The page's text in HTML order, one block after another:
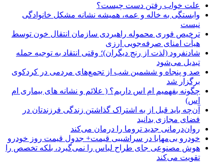
علت خواب رفتن دست چیست؟
وابستگی به خاله و عمه، همیشه نشانه مشکل خانوادگی
نیست
ترخیص فوری محموله راهبردی سازمان انتقال خون توسط
هیأت امنای صرفه‌جویی ارزی
شادنفرود (لذت از رنج دیگران)؛ وقتی انتقاد به توجیه حمله
تبدیل می‌شود
صد و پنجاه‌ و ششمین شب از تجمع‌های مردمی در کردکوی
برگزار شد
چگونه بفهمیم ام اس داریم؟ ( علائم و نشانه های بیماری ام
اس)
آن‌چه باید قبل از به اشتراک گذاشتن زندگی فرزندتان در
فضای مجازی بدانید
روان‌درمانی جدید تروما را درمان می‌کند
خودرو بی‌مهابا در سراشیبی قیمت+ جدول قیمت روز خودرو
هوش مصنوعی جای طراح لباس را نمی‌گیرد، بلکه تخصص را
تقویت می‌کند